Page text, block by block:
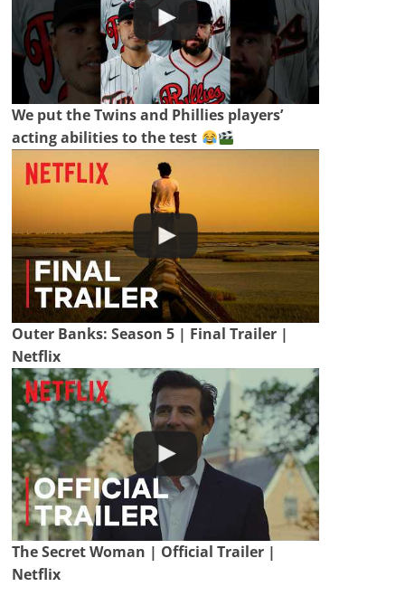
We put the Twins and Phillies players’
acting abilities to the test
Outer Banks: Season 5 | Final Trailer |
Netflix
The Secret Woman | Official Trailer |
Netflix